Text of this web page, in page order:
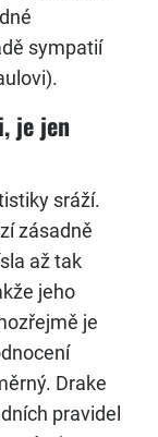
sympatií
je jen
sráží.
zásadně
až tak
jeho
je
Drake
pravidel